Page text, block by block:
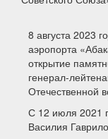
8 августа 2023
аэропорта
открытие
генерал-
Отечественной
С 12 июля 2021
Василия